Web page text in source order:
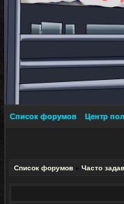
Список форумов Центр
Список форумов » Часто